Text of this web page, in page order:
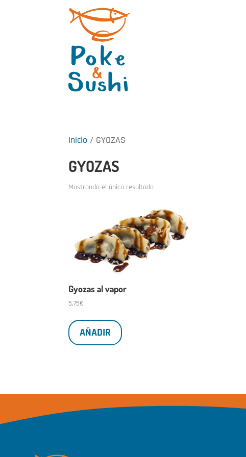
Inicio / GYOZAS
GYOZAS
Mostrando el único resultado
Gyozas al vapor
5,75€
AÑADIR